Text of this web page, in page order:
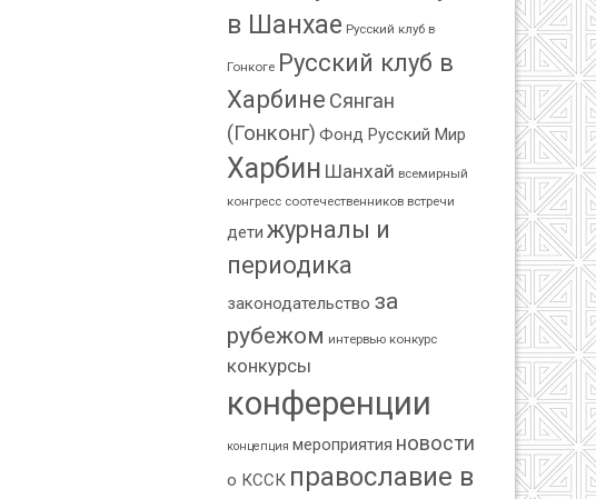
в Шанхае Русский клуб в
Гонкоге Русский клуб в
Харбине Сянган
(Гонконг) Фонд Русский Мир
Харбин Шанхай всемирный
конгресс соотечественников встречи
дети журналы и
периодика
законодательство за
рубежом интервью конкурс
конкурсы
конференции
концепция мероприятия новости
о КССК православие в